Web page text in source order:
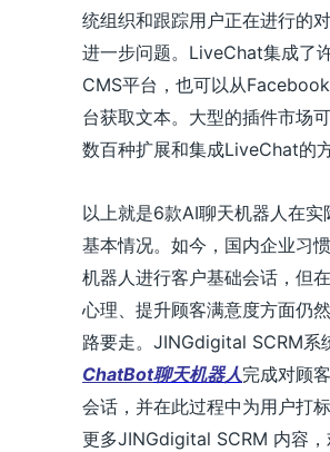
统组织和跟踪用户正在进行的
进一步问题。LiveChat集成了
CMS平台，也可以从
台获取文本。大型的插件市场
数百种扩展和集成LiveChat的方
以上就是6款AI聊天机器人在实
基本情况。如今，国内企业习
机器人进行客户基础会话，但
心理、提升顾客满意度方面仍
路要走。JINGdigital SCRM系
ChatBot聊天机器人完成对顾
会话，并在此过程中为用户打
更多JINGdigital SCRM 内容